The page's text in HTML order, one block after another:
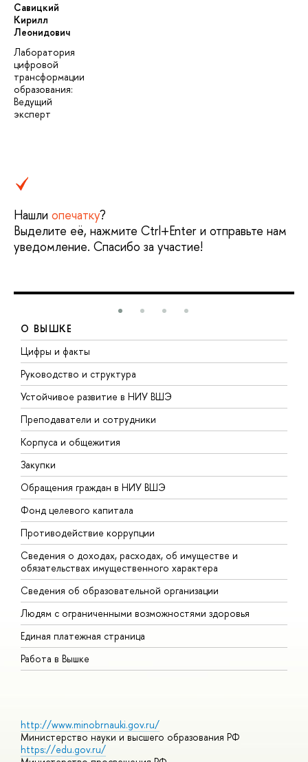
Савицкий
Кирилл
Леонидович
Лаборатория
цифровой
трансформации
образования:
Ведущий
эксперт
Нашли опечатку?
Выделите её, нажмите Ctrl+Enter и отправьте нам
уведомление. Спасибо за участие!
О ВЫШКЕ
Цифры и факты
Руководство и структура
Устойчивое развитие в НИУ ВШЭ
Преподаватели и сотрудники
Корпуса и общежития
Закупки
Обращения граждан в НИУ ВШЭ
Фонд целевого капитала
Противодействие коррупции
Сведения о доходах, расходах, об имуществе и
обязательствах имущественного характера
Сведения об образовательной организации
Людям с ограниченными возможностями здоровья
Единая платежная страница
Работа в Вышке
http://www.minobrnauki.gov.ru/
Министерство науки и высшего образования РФ
https://edu.gov.ru/